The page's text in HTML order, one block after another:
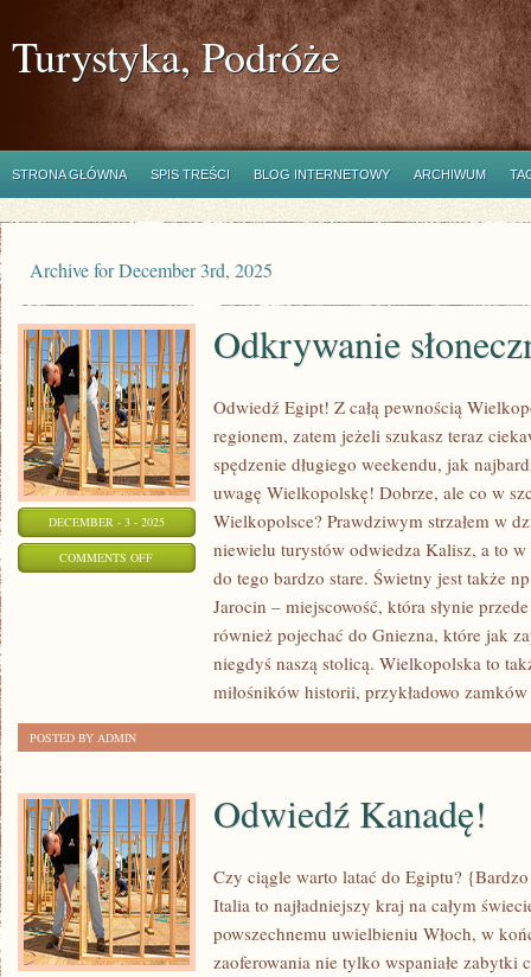
Turystyka, Podróże
STRONA GŁÓWNA SPIS TREŚCI BLOG INTERNETOWY ARCHIWUM
Archive for December 3rd, 2025
DECEMBER - 3 - 2025
COMMENTS OFFON
ODKRYWANIE
SŁONECZNEJ
PORTUGALII
Odkrywanie
Odwiedź Egipt! Z całą pewnością
regionem, zatem jeżeli szukasz teraz
spędzenie długiego weekendu, jak
uwagę Wielkopolskę! Dobrze, ale co w
Wielkopolsce? Prawdziwym strzałem w
niewielu turystów odwiedza Kalisz, a to w
do tego bardzo stare. Świetny jest także
Jarocin – miejscowość, która słynie
również pojechać do Gniezna, które jak
niegdyś naszą stolicą. Wielkopolska to
miłośników historii, przykładowo zamków
POSTED BY ADMIN
Odwiedź Kanadę!
Czy ciągle warto latać do Egiptu?
Italia to najładniejszy kraj na całym
powszechnemu uwielbieniu Włoch, w
zaoferowania nie tylko wspaniałe zabytki